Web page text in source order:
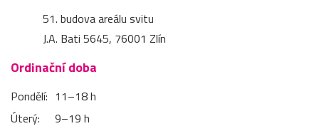
51. budova areálu svitu
J.A. Bati 5645, 76001 Zlín
Ordinační doba
Pondělí: 11–⁠18 h
Úterý:
9–⁠19 h